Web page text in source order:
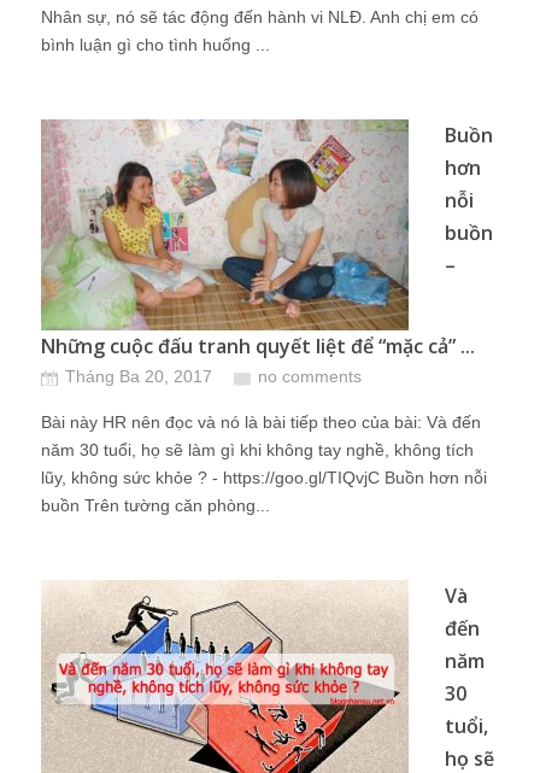
Nhân sự, nó sẽ tác động đến hành vi NLĐ. Anh chị em có
bình luận gì cho tình huống ...
Buồn
hơn
nỗi
buồn
–
Những cuộc đấu tranh quyết liệt để “mặc cả” ...
Tháng Ba 20, 2017 no comments
Bài này HR nên đọc và nó là bài tiếp theo của bài: Và đến
năm 30 tuổi, họ sẽ làm gì khi không tay nghề, không tích
lũy, không sức khỏe ? - https://goo.gl/TIQvjC Buồn hơn nỗi
buồn Trên tường căn phòng...
Và
đến
năm
30
tuổi,
họ sẽ